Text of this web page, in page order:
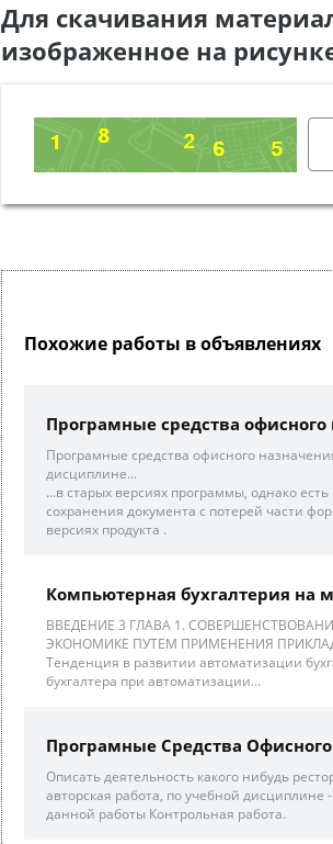
Для скачивания
изображенное на
Похожие работы в объявлениях
Програмные средства офисного
Програмные средства офисного
дисциплине...
...в старых версиях программы, однако
сохранения документа с потерей части
версиях продукта .
Компьютерная бухгалтерия на
ВВЕДЕНИЕ 3 ГЛАВА 1.
ЭКОНОМИКЕ ПУТЕМ ПРИМЕНЕНИЯ
Тенденция в развитии автоматизации
бухгалтера при автоматизации...
Програмные Средства
Описать деятельность какого нибудь
авторская работа, по учебной
данной работы Контрольная работа.